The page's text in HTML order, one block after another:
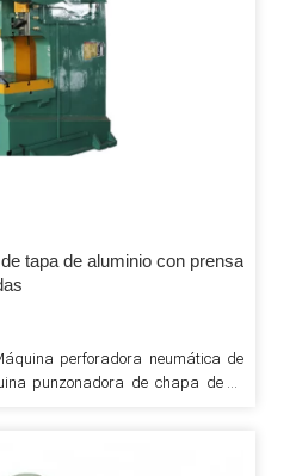
tapa de aluminio con prensa
perforadora neumática de
punzonadora de chapa de la